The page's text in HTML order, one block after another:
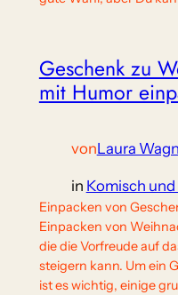
Geschenk zu
mit Humor
vonLaura
in Komisch
Einpacken von
Einpacken von
die die Vorfreude auf
steigern kann. Um ein
ist es wichtig, einige